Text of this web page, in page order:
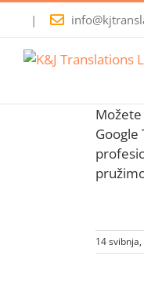
content
|
Google
14